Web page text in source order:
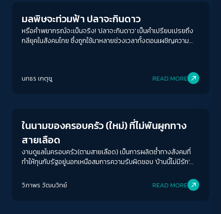
มลพิษจะท่วมฟ้า ปลาจะกินดาว
หรือคำพยากรณ์จะเป็นจริง! 'ปลาจะกินดาว' เป็นคำเปรียบเปรยถึง
กลียุคในสังคมไทย ซึ่งถูกใช้มาหลายช่วงเวลาทั้งตอนเผชิญความ
นทธร เกตุชู READ MORE
ในนามของครอบครัว (ใหม่) ที่ไม่พันผูกทาง
สายเลือด
งานดูแลในครอบครัว(ตามสายเลือด) เป็นการผลิตซ้ำทางสังคมที่
ทำให้ทุนกับรัฐอยู่นอกเหนือสมการความรับผิดชอบ 'บ้านนี้ไม่มีรัก'
อาจได้เห็นการดูแลโดยสังคมและปลดพันธนาการของเหล่าสตรีที่
วิภาพร วัฒนวิทย์ READ MORE
ปกติ มาก มากที่สุด
ปิด Deutan Tritan